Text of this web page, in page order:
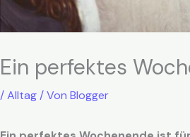
Ein perfektes
/Alltag/ Von Blogger